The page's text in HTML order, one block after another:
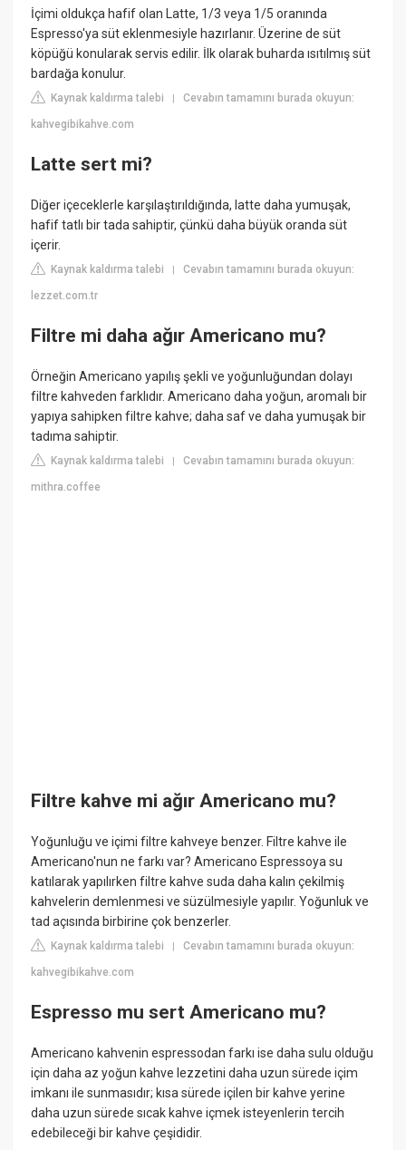
İçimi oldukça hafif olan Latte, 1/3 veya 1/5 oranında
Espresso'ya süt eklenmesiyle hazırlanır. Üzerine de süt
köpüğü konularak servis edilir. İlk olarak buharda ısıtılmış süt
bardağa konulur.
Kaynak kaldırma talebi |Cevabın tamamını burada okuyun:
kahvegibikahve.com
Latte sert mi?
Diğer içeceklerle karşılaştırıldığında, latte daha yumuşak,
hafif tatlı bir tada sahiptir, çünkü daha büyük oranda süt
içerir.
Kaynak kaldırma talebi |Cevabın tamamını burada okuyun:
lezzet.com.tr
Filtre mi daha ağır Americano mu?
Örneğin Americano yapılış şekli ve yoğunluğundan dolayı
filtre kahveden farklıdır. Americano daha yoğun, aromalı bir
yapıya sahipken filtre kahve; daha saf ve daha yumuşak bir
tadıma sahiptir.
Kaynak kaldırma talebi |Cevabın tamamını burada okuyun:
mithra.coffee
Filtre kahve mi ağır Americano mu?
Yoğunluğu ve içimi filtre kahveye benzer. Filtre kahve ile
Americano'nun ne farkı var? Americano Espressoya su
katılarak yapılırken filtre kahve suda daha kalın çekilmiş
kahvelerin demlenmesi ve süzülmesiyle yapılır. Yoğunluk ve
tad açısında birbirine çok benzerler.
Kaynak kaldırma talebi |Cevabın tamamını burada okuyun:
kahvegibikahve.com
Espresso mu sert Americano mu?
Americano kahvenin espressodan farkı ise daha sulu olduğu
için daha az yoğun kahve lezzetini daha uzun sürede içim
imkanı ile sunmasıdır; kısa sürede içilen bir kahve yerine
daha uzun sürede sıcak kahve içmek isteyenlerin tercih
edebileceği bir kahve çeşididir.